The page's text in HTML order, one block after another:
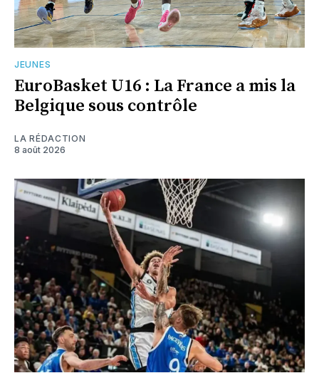
JEUNES
EuroBasket U16 : La France a mis la
Belgique sous contrôle
LA RÉDACTION
8 août 2026